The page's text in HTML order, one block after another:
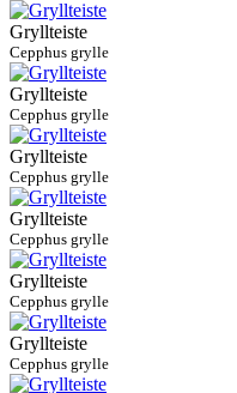
Gryllteiste
Cepphus grylle
Gryllteiste
Cepphus grylle
Gryllteiste
Cepphus grylle
Gryllteiste
Cepphus grylle
Gryllteiste
Cepphus grylle
Gryllteiste
Cepphus grylle